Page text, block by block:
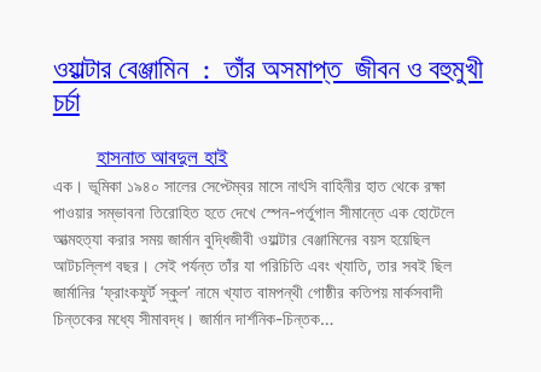
ওয়াল্টার বেঞ্জামিন : তাঁর অসমাপ্ত জীবন ও বহুমুখী
চর্চা
হাসনাত আবদুল হাই
এক। ভূমিকা ১৯৪০ সালের সেপ্টেম্বর মাসে নাৎসি বাহিনীর হাত থেকে রক্ষা
পাওয়ার সম্ভাবনা তিরোহিত হতে দেখে স্পেন-পর্তুগাল সীমান্তে এক হোটেলে
আত্মহত্যা করার সময় জার্মান বুদ্ধিজীবী ওয়াল্টার বেঞ্জামিনের বয়স হয়েছিল
আটচল্লিশ বছর। সেই পর্যন্ত তাঁর যা পরিচিতি এবং খ্যাতি, তার সবই ছিল
জার্মানির ‘ফ্রাংকফুর্ট স্কুল’ নামে খ্যাত বামপন্থী গোষ্ঠীর কতিপয় মার্কসবাদী
চিন্তকের মধ্যে সীমাবদ্ধ। জার্মান দার্শনিক-চিন্তক…